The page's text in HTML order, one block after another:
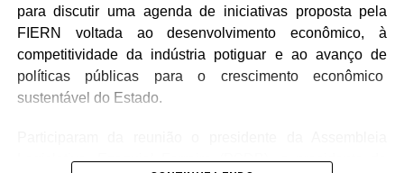
reforçada. Outras iniciativas legislativas mencionadas
incluíram a proposta de restrição à publicidade de
plataformas de apostas em espaços públicos e o
reconhecimento de manifestações culturais e botânicas,
como o crochê potiguar e plantas de tradições ancestrais,
Por fim, questões relacionadas à infraestrutura hídrica em
para discutir uma agenda de iniciativas proposta pela
FIERN voltada ao desenvolvimento econômico, à
competitividade da indústria potiguar e ao avanço de
políticas públicas para o crescimento econômico
sustentável do Estado.
Legislativa, Ezequiel Ferreira (PSDB), o presidente da